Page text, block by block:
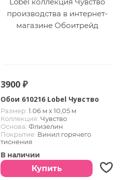
3900 ₽
Обои 610216 Lobel Чувство
Размер: 1.06 м х 10,05 м
Коллекция: Чувство
Основа: Флизелин
Покрытие: Винил горячего
тиснения
В наличии
Купить